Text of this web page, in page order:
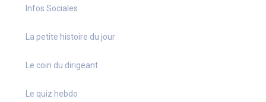
Infos Sociales
La petite histoire du jour
Le coin du dirigeant
Le quiz hebdo